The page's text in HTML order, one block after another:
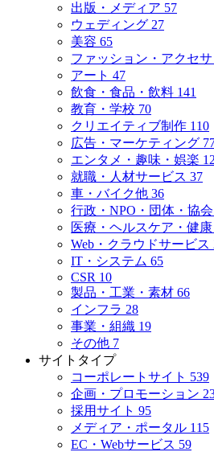
出版・メディア 57
ウェディング 27
美容 65
ファッション・アクセ
アート 47
飲食・食品・飲料 141
教育・学校 70
クリエイティブ制作 110
広告・マーケティング
エンタメ・趣味・娯楽
就職・人材サービス 37
車・バイク他 36
行政・NPO・団体・協会
医療・ヘルスケア・健康
Web・クラウドサービス
IT・システム 65
CSR 10
製品・工業・素材 66
インフラ 28
事業・組織 19
その他 7
サイトタイプ
コーポレートサイト 539
企画・プロモーション
採用サイト 95
メディア・ポータル 115
EC・Webサービス 59